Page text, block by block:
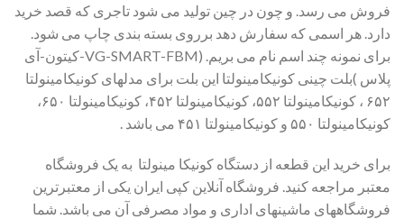
فروش می رسد. و چون در چین تولید می شود تاجری که قصد خرید
دارد. هر اسمی که سفارش دهد برروی بسته بندی چاپ می شود.
برای نمونه چند اسم نام می بریم. (VG-SMART-FBM-کیتون-آی
پلاس )بلت چینی کونیکامینولتا این بلت برای مدلهای کونیکامینولتا
۶۵۲ ، کونیکامینولتا ۵۵۲، کونیکامینولتا ۴۵۲، کونیکامینولتا ۶۵۰،
کونیکامینولتا ۵۵۰ و کونیکامینولتا ۴۵۱ می باشد .
برای خرید این قطعه از دستگاه کونیکا مینولتا به یک فروشگاه
معتبر مراجعه کنید. فروشگاه آنلاین کپی ایران یکی از معتبرترین
فروشگاههای ماشینهای اداری و مواد مصرفی آن می باشد. شما